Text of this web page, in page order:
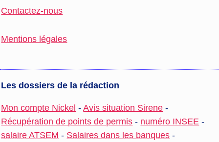
Contactez-nous
Mentions légales
Les dossiers de la rédaction
Mon compte Nickel -Avis situation Sirene -
Récupération de points de permis - numéro INSEE -
salaire ATSEM - Salaires dans les banques -